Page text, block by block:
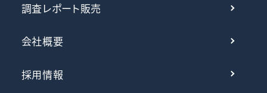
調査レポート販売
会社概要
採用情報